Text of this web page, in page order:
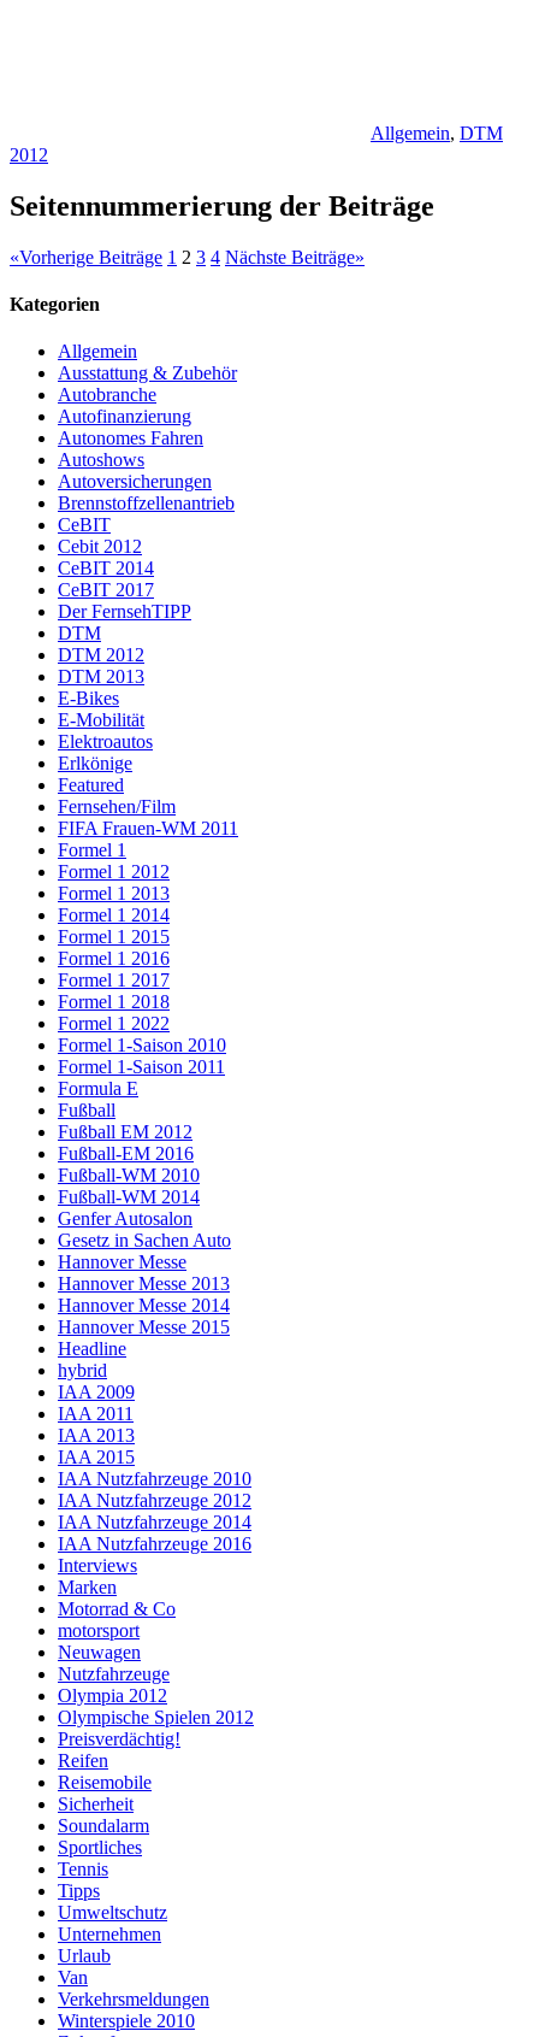
Allgemein, DTM
2012
Seitennummerierung der Beiträge
«Vorherige Beiträge 1 2 3 4 Nächste Beiträge»
Kategorien
Allgemein
Ausstattung & Zubehör
Autobranche
Autofinanzierung
Autonomes Fahren
Autoshows
Autoversicherungen
Brennstoffzellenantrieb
CeBIT
Cebit 2012
CeBIT 2014
CeBIT 2017
Der FernsehTIPP
DTM
DTM 2012
DTM 2013
E-Bikes
E-Mobilität
Elektroautos
Erlkönige
Featured
Fernsehen/Film
FIFA Frauen-WM 2011
Formel 1
Formel 1 2012
Formel 1 2013
Formel 1 2014
Formel 1 2015
Formel 1 2016
Formel 1 2017
Formel 1 2018
Formel 1 2022
Formel 1-Saison 2010
Formel 1-Saison 2011
Formula E
Fußball
Fußball EM 2012
Fußball-EM 2016
Fußball-WM 2010
Fußball-WM 2014
Genfer Autosalon
Gesetz in Sachen Auto
Hannover Messe
Hannover Messe 2013
Hannover Messe 2014
Hannover Messe 2015
Headline
hybrid
IAA 2009
IAA 2011
IAA 2013
IAA 2015
IAA Nutzfahrzeuge 2010
IAA Nutzfahrzeuge 2012
IAA Nutzfahrzeuge 2014
IAA Nutzfahrzeuge 2016
Interviews
Marken
Motorrad & Co
motorsport
Neuwagen
Nutzfahrzeuge
Olympia 2012
Olympische Spielen 2012
Preisverdächtig!
Reifen
Reisemobile
Sicherheit
Soundalarm
Sportliches
Tennis
Tipps
Umweltschutz
Unternehmen
Urlaub
Van
Verkehrsmeldungen
Winterspiele 2010